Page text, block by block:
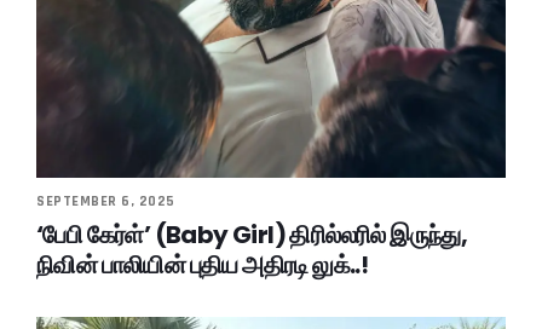
SEPTEMBER 6, 2025
‘பேபி கேர்ள்’ (Baby Girl) திரில்லரில் இருந்து,
நிவின் பாலியின் புதிய அதிரடி லுக்..!